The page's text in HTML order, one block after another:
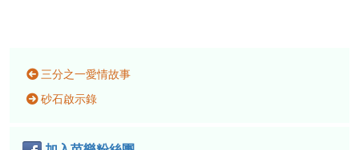
三分之一愛情故事
砂石啟示錄